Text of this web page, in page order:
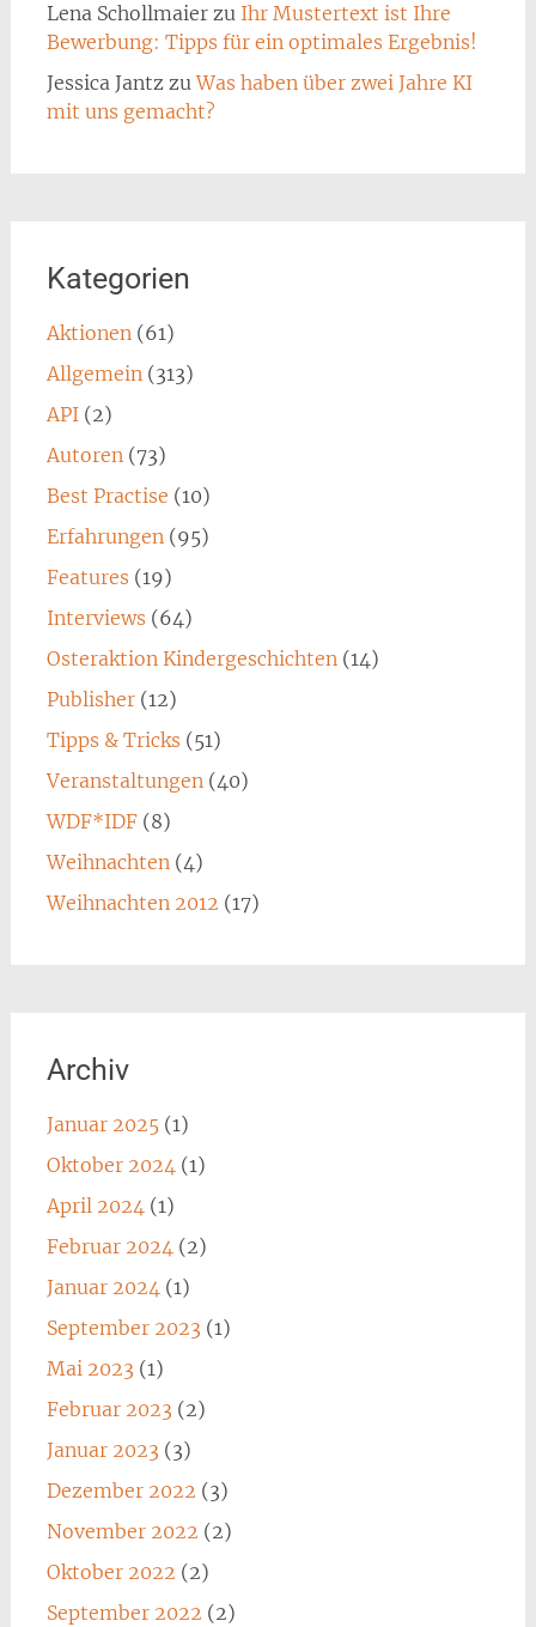
Lena Schollmaierzu Ihr Mustertext ist Ihre
Bewerbung: Tipps für ein optimales Ergebnis!
Jessica Jantz zuWas haben über zwei Jahre KI
mit uns gemacht?
Kategorien
Aktionen(61)
Allgemein(313)
API(2)
Autoren(73)
Best Practise (10)
Erfahrungen(95)
Features (19)
Interviews (64)
Osteraktion Kindergeschichten(14)
Publisher(12)
Tipps & Tricks (51)
Veranstaltungen(40)
WDF*IDF(8)
Weihnachten(4)
Weihnachten 2012 (17)
Archiv
Januar 2025(1)
Oktober 2024(1)
April 2024(1)
Februar 2024(2)
Januar 2024(1)
September 2023 (1)
Mai 2023 (1)
Februar 2023 (2)
Januar 2023 (3)
Dezember 2022 (3)
November 2022 (2)
Oktober 2022 (2)
September 2022 (2)